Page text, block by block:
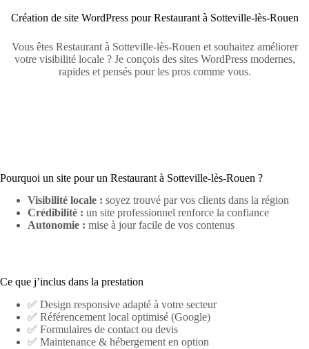
Création de site WordPress pour Restaurant à Sotteville-lès-Rouen
Vous êtes Restaurant à Sotteville-lès-Rouen et souhaitez améliorer
votre visibilité locale ? Je conçois des sites WordPress modernes,
rapides et pensés pour les pros comme vous.
Pourquoi un site pour un Restaurant à Sotteville-lès-Rouen ?
Visibilité locale : soyez trouvé par vos clients dans la région
Crédibilité : un site professionnel renforce la confiance
Autonomie : mise à jour facile de vos contenus
Ce que j’inclus dans la prestation
✅ Design responsive adapté à votre secteur
✅ Référencement local optimisé (Google)
✅ Formulaires de contact ou devis
✅ Maintenance & hébergement en option